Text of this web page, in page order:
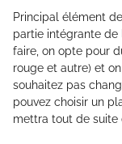
Principal élément
partie intégrante de
faire, on opte pour
rouge et autre) et
souhaitez pas
pouvez choisir un
mettra tout de suite